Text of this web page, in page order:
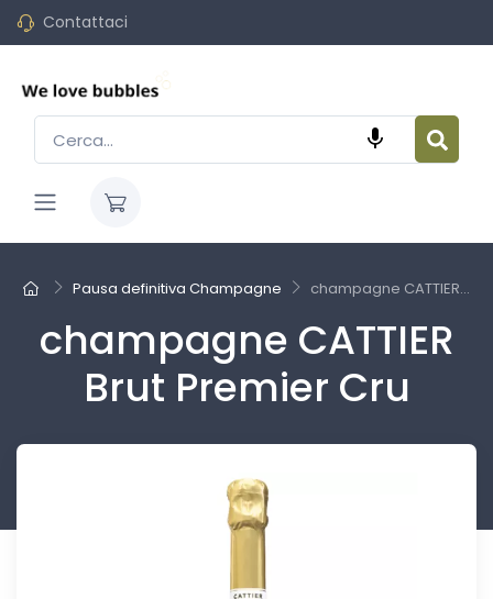
Contattaci

Pausa definitiva Champagne champagne CATTIER...
champagne CATTIER
Brut Premier Cru